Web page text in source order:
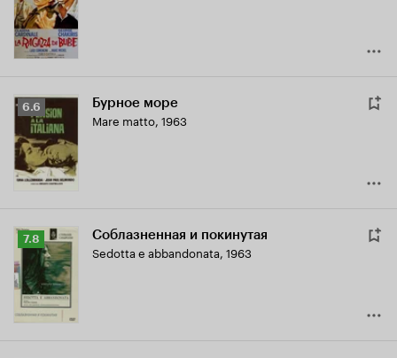
7.0
Рейтинг
Кинопоиска
6.6
6.6 Бурное море
Mare matto, 1963
Рейтинг
Кинопоиска
7.8
7.8 Соблазненная и покинутая
Sedotta e abbandonata, 1963